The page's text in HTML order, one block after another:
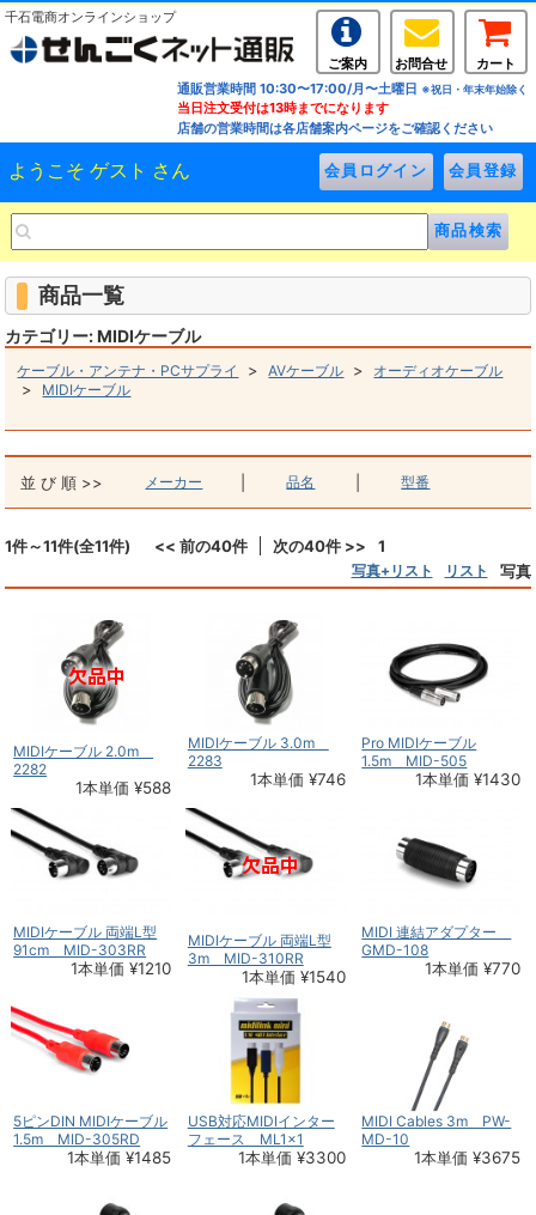
千石電商オンラインショップ
ご案内 お問合せ
カート
通販営業時間 10:30〜17:00/月〜土曜日 ※祝日・年末年始除く
当日注文受付は13時までになります
店舗の営業時間は各店舗案内ページをご確認ください
ようこそ ゲスト さん
商品一覧
カテゴリー: MIDIケーブル
ケーブル・アンテナ・PCサプライ >AVケーブル > オーディオケーブル
> MIDIケーブル
並 び 順 >> メーカー 品名 型番
1件～11件(全11件) << 前の40件 次の40件 >> 1
写真+リスト リスト 写真
MIDIケーブル 2.0m
2282
1本単価 ¥588
MIDIケーブル 3.0m
2283
1本単価 ¥746
Pro MIDIケーブル
1.5m MID-505
1本単価 ¥1430
MIDIケーブル 両端L型
91cm MID-303RR
1本単価 ¥1210
MIDIケーブル 両端L型
3m MID-310RR
1本単価 ¥1540
MIDI 連結アダプター
GMD-108
1本単価 ¥770
5ピンDIN MIDIケーブル
1.5m MID-305RD
1本単価 ¥1485
USB対応MIDIインター
フェース ML1x1
1本単価 ¥3300
MIDI Cables 3m PW-
MD-10
1本単価 ¥3675